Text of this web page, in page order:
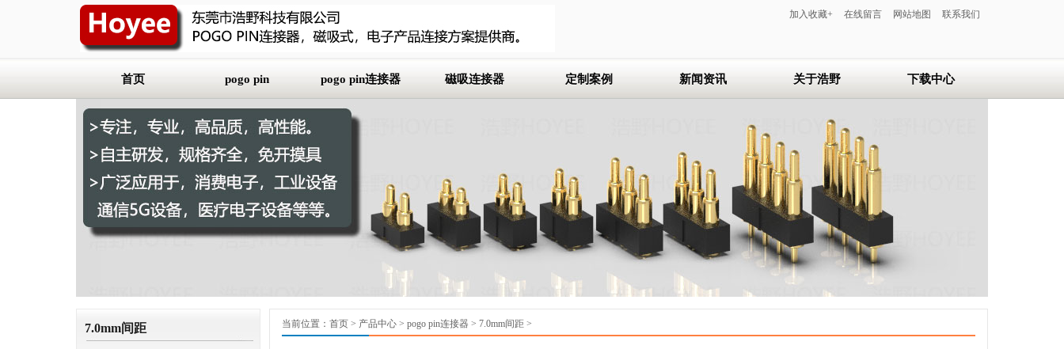
加入收藏+ 在线留言 网站地图 联系我们
首页 pogo pin
平底式（SMT）
插板式（DIP）
双头式
pogo pin连接器
2.0mm间距
2.54mm间距
3.5mm间距
5.08mm间距
磁吸连接器 定制案例
定制磁吸连接器
定制pogo pin连接器
新闻资讯 关于浩野
联系浩野
在线留言
服务中心
下载中心
7.0mm间距 当前位置： 首页 > 产品中心 > pogo pin连接器 > 7.0mm间距 >